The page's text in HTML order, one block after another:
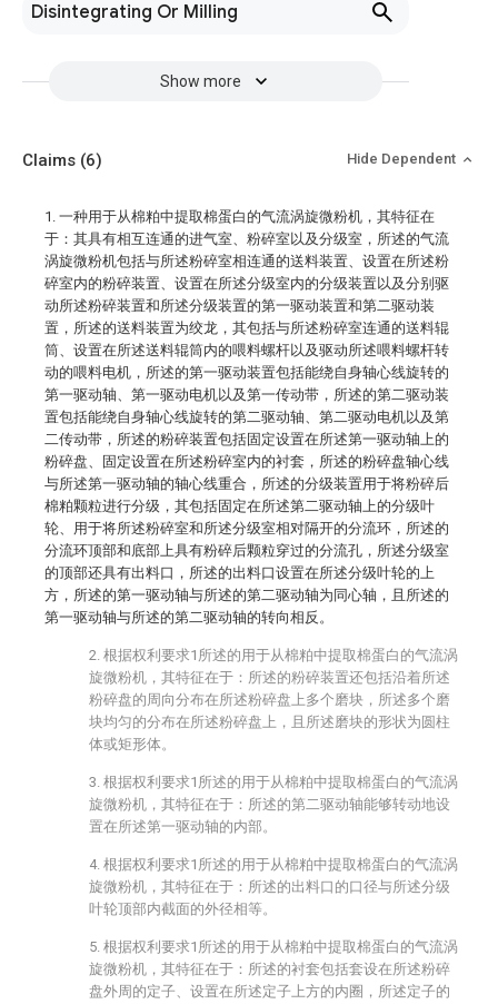
Disintegrating Or Milling
Show more
Claims (6) Hide Dependent
1. 一种用于从棉粕中提取棉蛋白的气流涡旋微粉机，其特征在
于：其具有相互连通的进气室、粉碎室以及分级室，所述的气流
涡旋微粉机包括与所述粉碎室相连通的送料装置、设置在所述粉
碎室内的粉碎装置、设置在所述分级室内的分级装置以及分别驱
动所述粉碎装置和所述分级装置的第一驱动装置和第二驱动装
置，所述的送料装置为绞龙，其包括与所述粉碎室连通的送料辊
筒、设置在所述送料辊筒内的喂料螺杆以及驱动所述喂料螺杆转
动的喂料电机，所述的第一驱动装置包括能绕自身轴心线旋转的
第一驱动轴、第一驱动电机以及第一传动带，所述的第二驱动装
置包括能绕自身轴心线旋转的第二驱动轴、第二驱动电机以及第
二传动带，所述的粉碎装置包括固定设置在所述第一驱动轴上的
粉碎盘、固定设置在所述粉碎室内的衬套，所述的粉碎盘轴心线
与所述第一驱动轴的轴心线重合，所述的分级装置用于将粉碎后
棉粕颗粒进行分级，其包括固定在所述第二驱动轴上的分级叶
轮、用于将所述粉碎室和所述分级室相对隔开的分流环，所述的
分流环顶部和底部上具有粉碎后颗粒穿过的分流孔，所述分级室
的顶部还具有出料口，所述的出料口设置在所述分级叶轮的上
方，所述的第一驱动轴与所述的第二驱动轴为同心轴，且所述的
第一驱动轴与所述的第二驱动轴的转向相反。
2. 根据权利要求1所述的用于从棉粕中提取棉蛋白的气流涡
旋微粉机，其特征在于：所述的粉碎装置还包括沿着所述
粉碎盘的周向分布在所述粉碎盘上多个磨块，所述多个磨
块均匀的分布在所述粉碎盘上，且所述磨块的形状为圆柱
体或矩形体。
3. 根据权利要求1所述的用于从棉粕中提取棉蛋白的气流涡
旋微粉机，其特征在于：所述的第二驱动轴能够转动地设
置在所述第一驱动轴的内部。
4. 根据权利要求1所述的用于从棉粕中提取棉蛋白的气流涡
旋微粉机，其特征在于：所述的出料口的口径与所述分级
叶轮顶部内截面的外径相等。
5. 根据权利要求1所述的用于从棉粕中提取棉蛋白的气流涡
旋微粉机，其特征在于：所述的衬套包括套设在所述粉碎
盘外周的定子、设置在所述定子上方的内圈，所述定子的